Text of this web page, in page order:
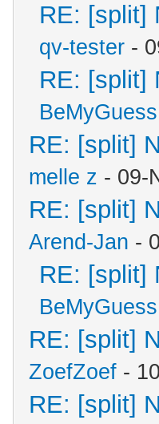
RE: [split]
qv-tester -
RE: [split]
BeMyGuess
RE: [split]
melle z - 09-
RE: [split]
Arend-Jan -
RE: [split]
BeMyGuess
RE: [split]
ZoefZoef -
RE: [split]